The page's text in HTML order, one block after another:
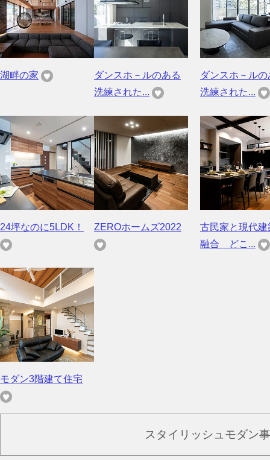
湖畔の家
ダンスホ－ルのある
洗練された...
ダンスホ－ルの
洗練された...
24坪なのに5LDK！ ZEROホームズ2022
古民家と現代建
融合 どこ...
モダン3階建て住宅
スタイリッシュモダン